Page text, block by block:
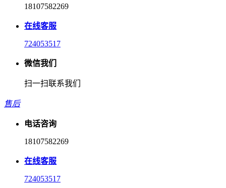
18107582269
在线客服
724053517
微信我们
扫一扫联系我们
售后
电话咨询
18107582269
在线客服
724053517